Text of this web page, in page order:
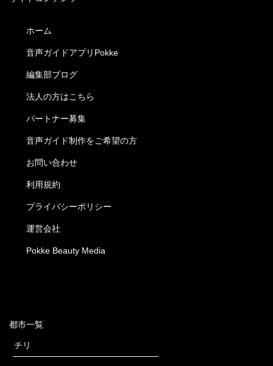
ホーム
音声ガイドアプリPokke
編集部ブログ
法人の方はこちら
パートナー募集
音声ガイド制作をご希望の方
お問い合わせ
利用規約
プライバシーポリシー
運営会社
Pokke Beauty Media
都市一覧
チリ